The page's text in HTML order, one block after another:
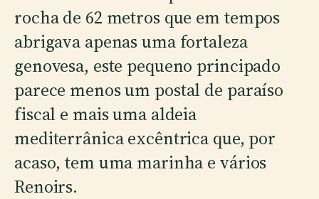
rocha de 62 metros que em tempos
abrigava apenas uma fortaleza
genovesa, este pequeno principado
parece menos um postal de paraíso
fiscal e mais uma aldeia
mediterrânica excêntrica que, por
acaso, tem uma marinha e vários
Renoirs.